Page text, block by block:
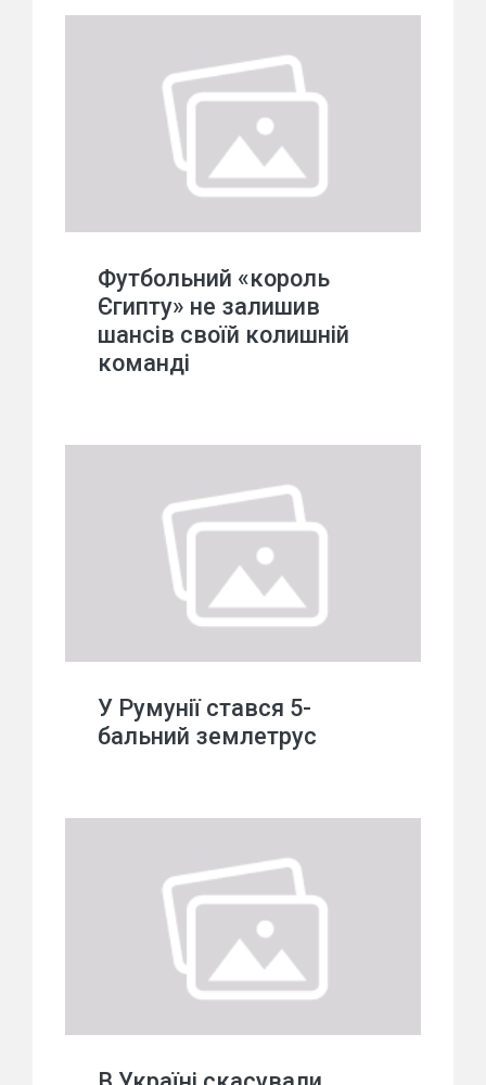
Футбольний «король
Єгипту» не залишив
шансів своїй колишній
команді
У Румунії стався 5-
бальний землетрус